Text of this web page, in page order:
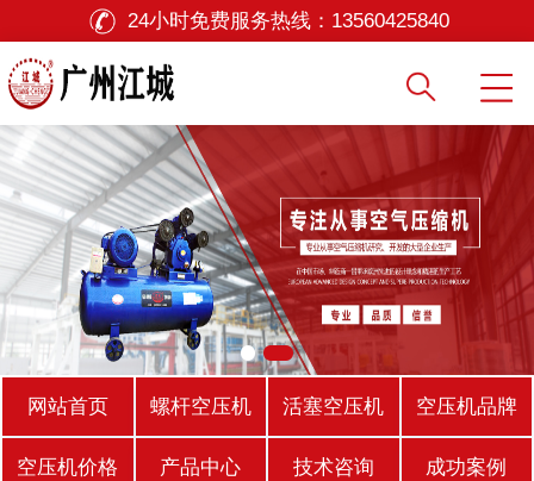
24小时免费服务热线： 13560425840
网站首页 螺杆空压机 活塞空压机 空压机品牌
空压机价格 产品中心 技术咨询 成功案例